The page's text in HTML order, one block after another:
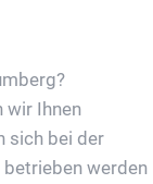
wir Ihnen
sich bei der
werden